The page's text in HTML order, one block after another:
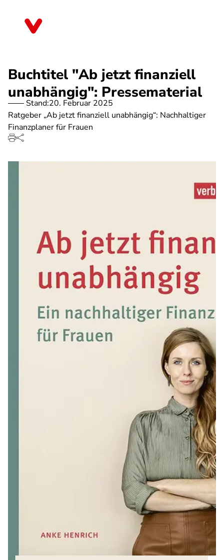
Buchtitel "Ab jetzt finanziell
unabhängig": Pressematerial
Stand:20. Februar 2025
Ratgeber „Ab jetzt finanziell unabhängig“: Nachhaltiger
Finanzplaner für Frauen